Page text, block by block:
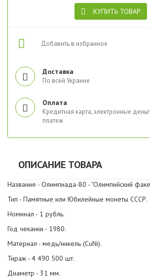
КУПИТЬ ТОВАР
Добавить в избранное
Доставка
По всей Украине
Оплата
Кредитная карта, электронные
платеж
ОПИСАНИЕ ТОВАРА
Название - Олимпиада-80 - "Олимпийский
Тип - Памятные или Юбилейные монеты СССР.
Номинал - 1 рубль.
Год чеканки - 1980.
Материал - медь/никель (CuNi).
Тираж - 4 490 500 шт.
Диаметр - 31 мм.